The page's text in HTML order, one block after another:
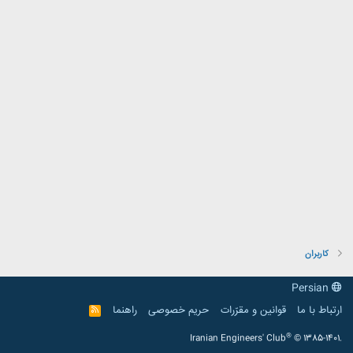
کاربران
ارتباط با ما
قوانین و مقرّرات حریم خصوصی راهنما
R
S
Iranian Engineers' Club® © 1385-1401.